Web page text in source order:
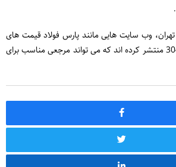
وب‌ سایت ‌هایی مانند پارس فولاد قیمت‌ های
به ‌روزی برای ورق استیل 304 منتشر کرده ‌اند که می ‌تواند مرجعی مناسب برای